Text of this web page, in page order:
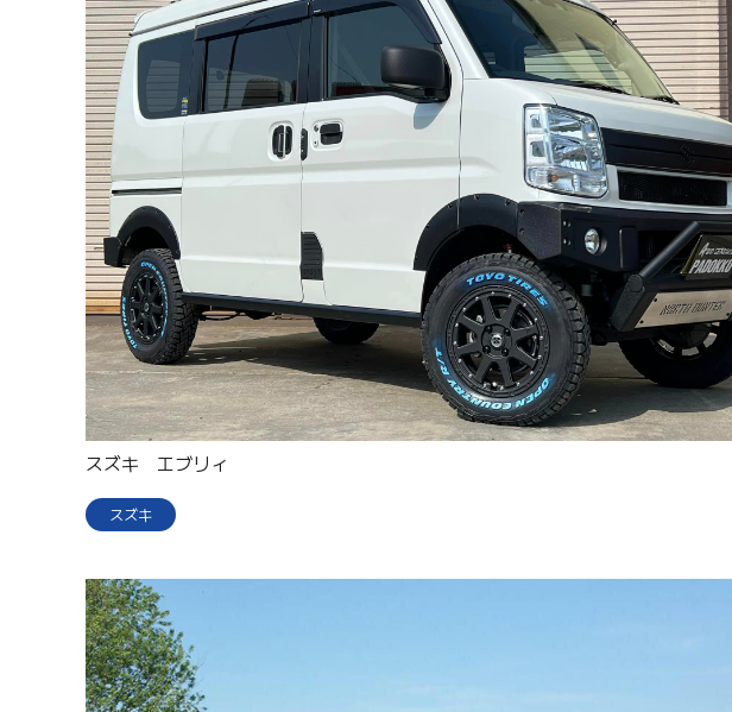
スズキ エブリィ
スズキ